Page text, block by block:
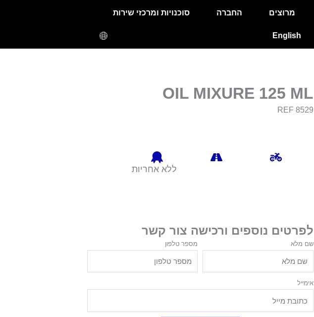
מרוצים החברה סוכנויות ומרכזי שירות
English
OIL MIXURE 125 ML
REF 8529
ללא אחריות
לפרטים נוספים ורכישה צור קשר
שם מלא מספר טלפון
אימייל